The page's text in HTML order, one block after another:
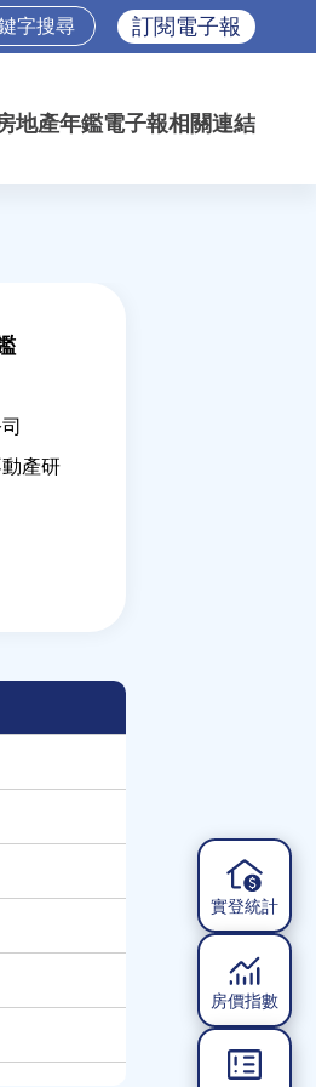
訂閱電子報
地產年鑑電子報相關連結
產研
實登統計
房價指數